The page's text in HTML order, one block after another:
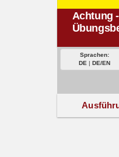
Achtung -
Sprachen:
DE | DE/EN